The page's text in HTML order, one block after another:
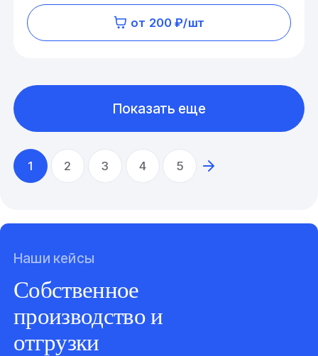
от 200 ₽/шт
1 2 3 4 5
Показать еще
Наши кейсы
Собственное
производство и
отгрузки